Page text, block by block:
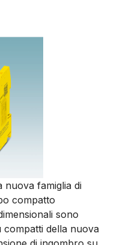
nuova famiglia di
compatto
sono
compatti della nuova